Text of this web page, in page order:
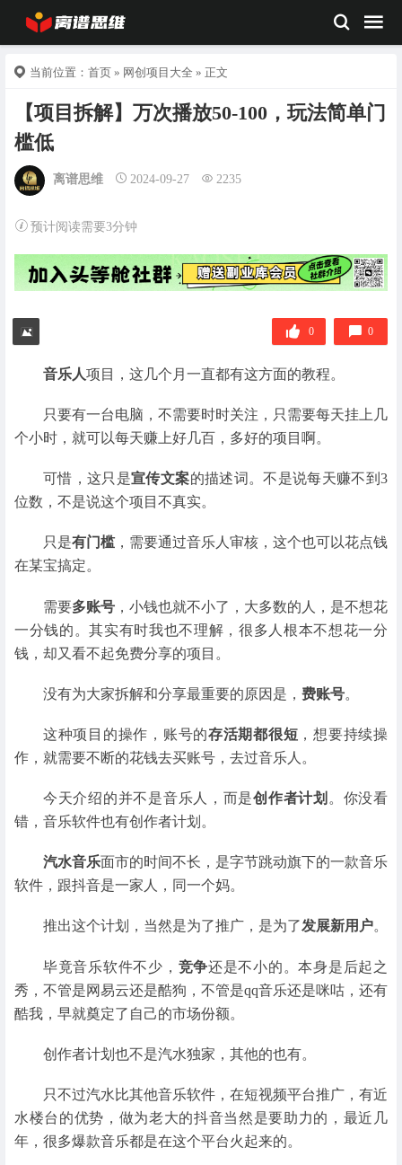
当前位置： 首页 » 网创项目大全 » 正文
【项目拆解】万次播放50-100，玩法简单门
槛低
离谱思维 2024-09-27 2235
预计阅读需要3分钟
0 0
音乐人项目，这几个月一直都有这方面的教程。
只要有一台电脑，不需要时时关注，只需要每天挂上几
个小时，就可以每天赚上好几百，多好的项目啊。
可惜，这只是宣传文案的描述词。不是说每天赚不到3
位数，不是说这个项目不真实。
只是有门槛，需要通过音乐人审核，这个也可以花点钱
在某宝搞定。
需要多账号 ，小钱也就不小了，大多数的人，是不想花
一分钱的。其实有时我也不理解，很多人根本不想花一分
钱，却又看不起免费分享的项目。
没有为大家拆解和分享最重要的原因是， 费账号。
这种项目的操作，账号的存活期都很短 ，想要持续操
作，就需要不断的花钱去买账号，去过音乐人。
今天介绍的并不是音乐人，而是创作者计划 。你没看
错，音乐软件也有创作者计划。
汽水音乐面市的时间不长，是字节跳动旗下的一款音乐
软件，跟抖音是一家人，同一个妈。
推出这个计划，当然是为了推广，是为了发展新用户。
毕竟音乐软件不少， 竞争还是不小的。本身是后起之
秀，不管是网易云还是酷狗，不管是qq音乐还是咪咕，还有
酷我，早就奠定了自己的市场份额。
创作者计划也不是汽水独家，其他的也有。
只不过汽水比其他音乐软件，在短视频平台推广，有近
水楼台的优势，做为老大的抖音当然是要助力的，最近几
年，很多爆款音乐都是在这个平台火起来的。